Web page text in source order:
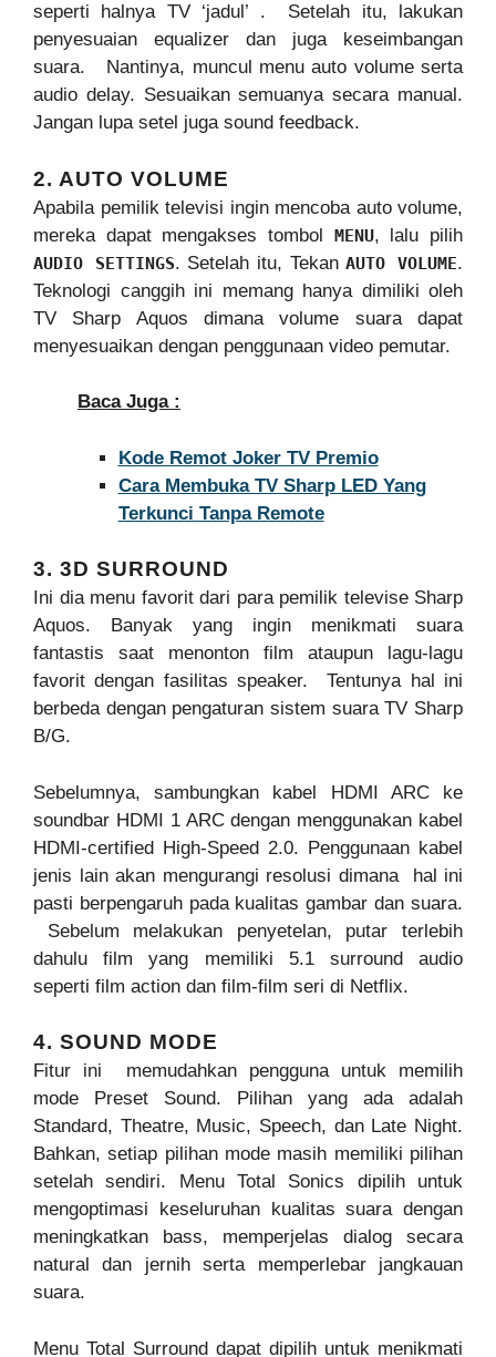
seperti halnya TV ‘jadul’ . Setelah itu, lakukan
penyesuaian equalizer dan juga keseimbangan
suara. Nantinya, muncul menu auto volume serta
audio delay. Sesuaikan semuanya secara manual.
Jangan lupa setel juga sound feedback.
2. AUTO VOLUME
Apabila pemilik televisi ingin mencoba auto volume,
mereka dapat mengakses tombol MENU, lalu pilih
AUDIO SETTINGS. Setelah itu, TekanAUTO VOLUME.
Teknologi canggih ini memang hanya dimiliki oleh
TV Sharp Aquos dimana volume suara dapat
menyesuaikan dengan penggunaan video pemutar.
Baca Juga :
Kode Remot Joker TV Premio
Cara Membuka TV Sharp LED Yang
Terkunci Tanpa Remote
3. 3D SURROUND
Ini dia menu favorit dari para pemilik televise Sharp
Aquos. Banyak yang ingin menikmati suara
fantastis saat menonton film ataupun lagu-lagu
favorit dengan fasilitas speaker. Tentunya hal ini
berbeda dengan pengaturan sistem suara TV Sharp
B/G.
Sebelumnya, sambungkan kabel HDMI ARC ke
soundbar HDMI 1 ARC dengan menggunakan kabel
HDMI-certified High-Speed 2.0. Penggunaan kabel
jenis lain akan mengurangi resolusi dimana hal ini
pasti berpengaruh pada kualitas gambar dan suara.
Sebelum melakukan penyetelan, putar terlebih
dahulu film yang memiliki 5.1 surround audio
seperti film action dan film-film seri di Netflix.
4. SOUND MODE
Fitur ini memudahkan pengguna untuk memilih
mode Preset Sound. Pilihan yang ada adalah
Standard, Theatre, Music, Speech, dan Late Night.
Bahkan, setiap pilihan mode masih memiliki pilihan
setelah sendiri. Menu Total Sonics dipilih untuk
mengoptimasi keseluruhan kualitas suara dengan
meningkatkan bass, memperjelas dialog secara
natural dan jernih serta memperlebar jangkauan
suara.
Menu Total Surround dapat dipilih untuk menikmati